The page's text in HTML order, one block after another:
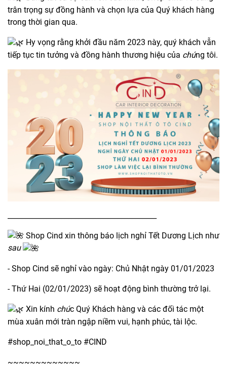
trân trọng sự đồng hành và chọn lựa của Quý khách hàng
trong thời gian qua.
Hy vọng rằng khởi đầu năm 2023 này, quý khách vẫn
tiếp tục tin tưởng và đồng hành thương hiệu của chúng tôi.
Shop Cind xin thông báo lịch nghỉ Tết Dương Lịch như
sau
- Shop Cind sẽ nghỉ vào ngày: Chủ Nhật ngày 01/01/2023
- Thứ Hai (02/01/2023) sẽ hoạt động bình thường trở lại.
Xin kính chúc Quý Khách hàng và các đối tác một
mùa xuân mới tràn ngập niềm vui, hạnh phúc, tài lộc.
#shop_noi_that_o_to #CIND
~~~~~~~~~~~~~